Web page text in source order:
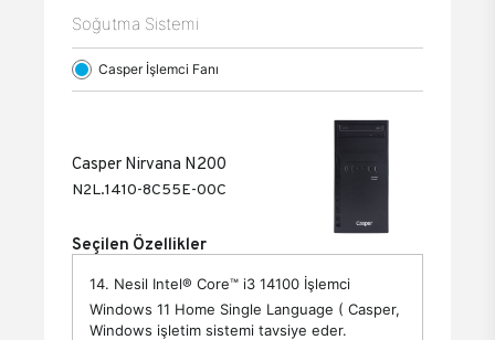
Soğutma Sistemi
Casper İşlemci Fanı
Casper Nirvana N200
N2L.1410-8C55E-00C
Seçilen Özellikler
14. Nesil Intel® Core™ i3 14100 İşlemci
Windows 11 Home Single Language ( Casper,
Windows işletim sistemi tavsiye eder.